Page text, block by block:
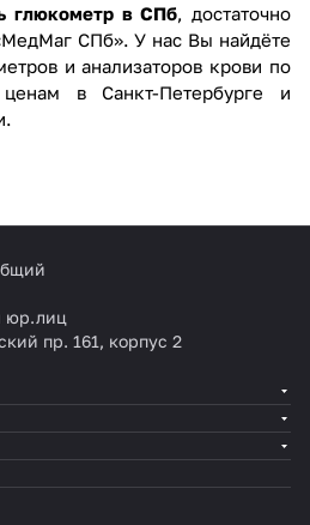
глюкометр в СПб, достаточно
СПб». У нас Вы найдёте
и анализаторов крови по
в Санкт-Петербурге и
юр.лиц
пр. 161, корпус 2